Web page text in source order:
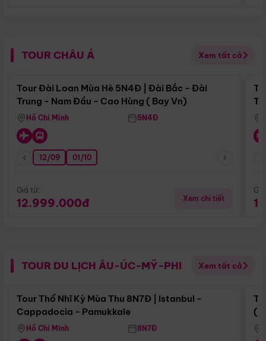
TOUR CHÂU Á Xem tất cả
Điểm nổi bật
Tour Đài Loan Mùa Hè 5N4Đ | Đài Bắc - Đài
Trung - Nam Đầu - Cao Hùng ( Bay Vn)
Hồ Chí Minh 5N4Đ
12/09 01/10
Giá từ:
12.999.000đ Xem chi tiết
TOUR DU LỊCH ÂU-ÚC-MỸ-PHI Xem tất cả
Điểm nổi bật
Tour Thổ Nhĩ Kỳ Mùa Thu 8N7Đ | Istanbul -
Cappadocia - Pamukkale
Hồ Chí Minh 8N7Đ